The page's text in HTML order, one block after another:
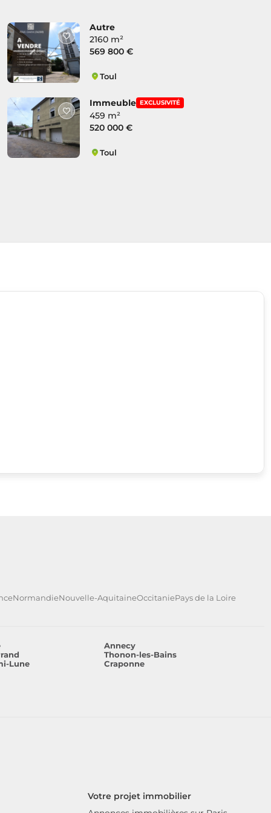
Autre
2160 m²
569 800 €
Toul
Immeuble EXCLUSIVITÉ
459 m²
520 000 €
Toul
NormandieNouvelle-AquitaineOccitaniePays de la Loire
Annecy
Thonon-les-Bains
Lune
Craponne
Votre projet immobilier